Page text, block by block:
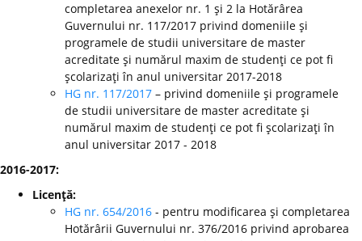
completarea anexelor nr. 1 şi 2 la Hotărârea
Guvernului nr. 117/2017 privind domeniile şi
programele de studii universitare de master
acreditate şi numărul maxim de studenţi ce pot fi
şcolarizaţi în anul universitar 2017-2018
HG nr. 117/2017 – privind domeniile şi programele
de studii universitare de master acreditate şi
numărul maxim de studenţi ce pot fi şcolarizaţi în
anul universitar 2017 - 2018
2016-2017:
Licenţă:
HG nr. 654/2016 - pentru modificarea şi completarea
Hotărârii Guvernului nr. 376/2016 privind aprobarea